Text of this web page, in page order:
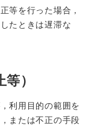
等を行った場合，
たときは遅滞な
）
利用目的の範囲を
または不正の手段